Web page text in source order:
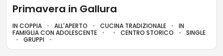
Primavera in Gallura
IN COPPIA ALL'APERTO CUCINA TRADIZIONALE
IN
FAMIGLIA CON ADOLESCENTE
CENTRO STORICO
SINGLE
GRUPPI